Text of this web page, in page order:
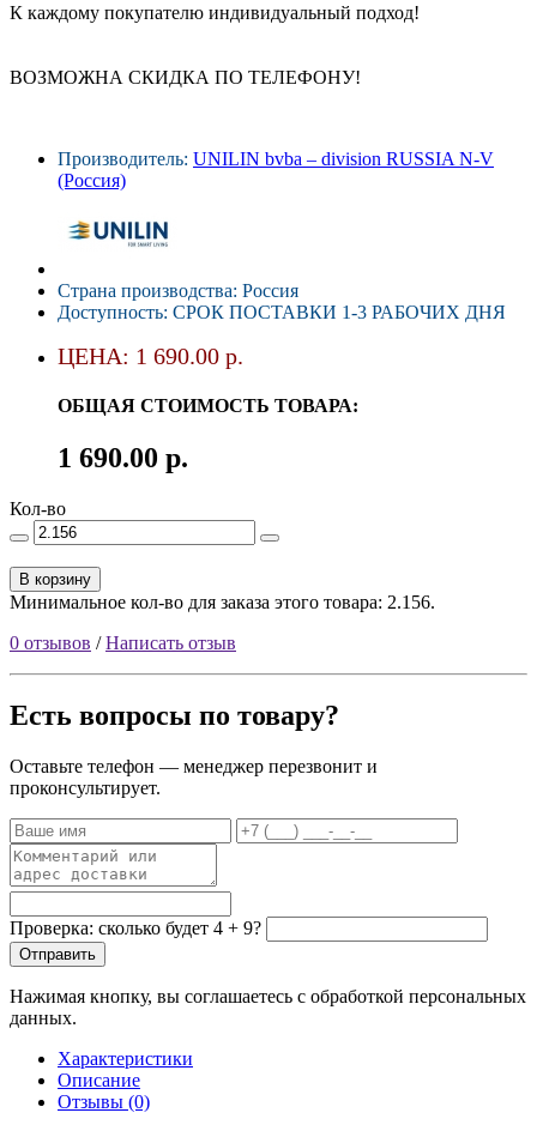
К каждому покупателю индивидуальный подход!
ВОЗМОЖНА СКИДКА ПО ТЕЛЕФОНУ!
Производитель: UNILIN bvba – division RUSSIA N-V
(Россия)
Страна производства: Россия
Доступность: СРОК ПОСТАВКИ 1-3 РАБОЧИХ ДНЯ
ЦЕНА: 1 690.00 р.
ОБЩАЯ СТОИМОСТЬ ТОВАРА:
1 690.00 р.
Кол-во
В корзину
Минимальное кол-во для заказа этого товара: 2.156.
0 отзывов /Написать отзыв
Есть вопросы по товару?
Оставьте телефон — менеджер перезвонит и
проконсультирует.
Проверка: сколько будет 4 + 9?
Отправить
Нажимая кнопку, вы соглашаетесь с обработкой персональных
данных.
Характеристики
Описание
Отзывы (0)